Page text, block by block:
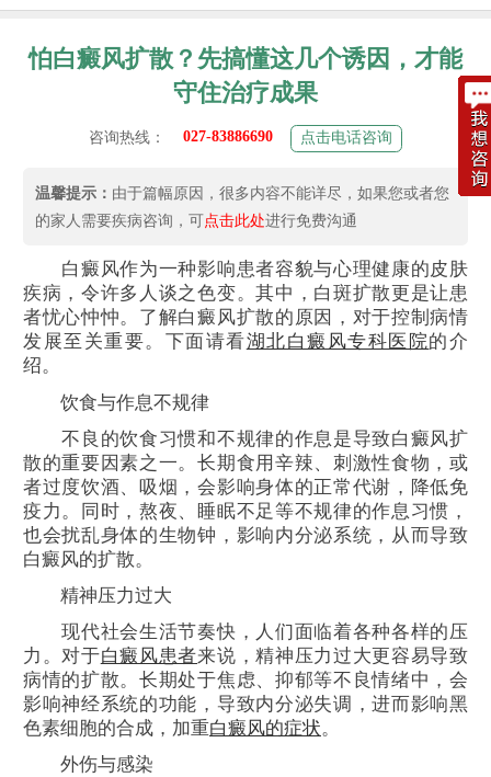
怕白癜风扩散？先搞懂这几个诱因，才能
守住治疗成果
咨询热线： 027-83886690 点击电话咨询
温馨提示： 由于篇幅原因，很多内容不能详尽，如果您或者您
的家人需要疾病咨询，可点击此处进行免费沟通
白癜风作为一种影响患者容貌与心理健康的皮肤
疾病，令许多人谈之色变。其中，白斑扩散更是让患
者忧心忡忡。了解白癜风扩散的原因，对于控制病情
发展至关重要。下面请看湖北白癜风专科医院的介
绍。
饮食与作息不规律
不良的饮食习惯和不规律的作息是导致白癜风扩
散的重要因素之一。长期食用辛辣、刺激性食物，或
者过度饮酒、吸烟，会影响身体的正常代谢，降低免
疫力。同时，熬夜、睡眠不足等不规律的作息习惯，
也会扰乱身体的生物钟，影响内分泌系统，从而导致
白癜风的扩散。
精神压力过大
现代社会生活节奏快，人们面临着各种各样的压
力。对于白癜风患者来说，精神压力过大更容易导致
病情的扩散。长期处于焦虑、抑郁等不良情绪中，会
影响神经系统的功能，导致内分泌失调，进而影响黑
色素细胞的合成，加重白癜风的症状。
外伤与感染